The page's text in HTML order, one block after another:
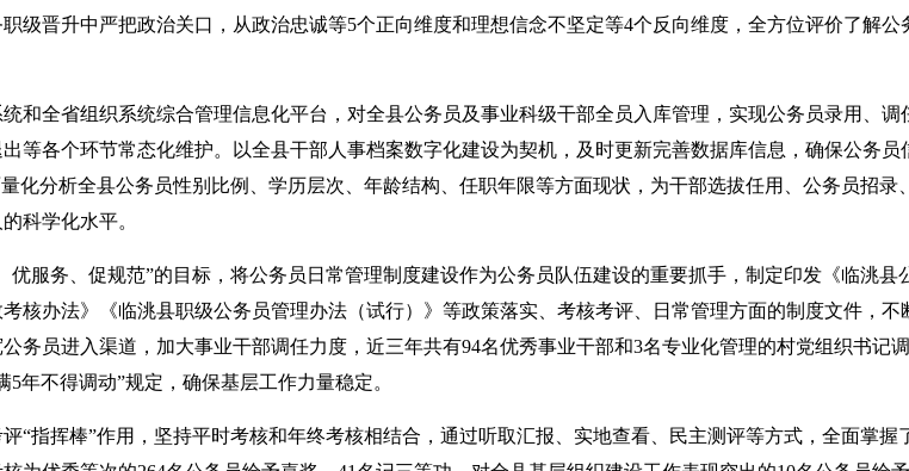
级晋升中严把政治关口，从政治忠诚等5个正向维度和理想信念不坚定等4个反向维度，全方位评价了解公
和全省组织系统综合管理信息化平台，对全县公务员及事业科级干部全员入库管理，实现公务员录用、调
等各个环节常态化维护。以全县干部人事档案数字化建设为契机，及时更新完善数据库信息，确保公务员
化分析全县公务员性别比例、学历层次、年龄结构、任职年限等方面现状，为干部选拔任用、公务员招录
科学化水平。
优服务、促规范”的目标，将公务员日常管理制度建设作为公务员队伍建设的重要抓手，制定印发《临洮县
核办法》《临洮县职级公务员管理办法（试行）》等政策落实、考核考评、日常管理方面的制度文件，不
务员进入渠道，加大事业干部调任力度，近三年共有94名优秀事业干部和3名专业化管理的村党组织书记
年不得调动”规定，确保基层工作力量稳定。
“指挥棒”作用，坚持平时考核和年终考核相结合，通过听取汇报、实地查看、民主测评等方式，全面掌握